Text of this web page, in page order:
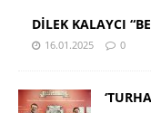
DİLEK KALAYCI
16.01.2025 0